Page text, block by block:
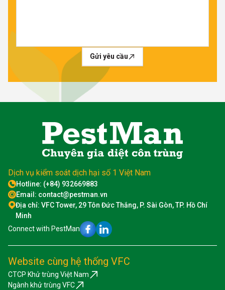
Gửi yêu cầu
Dịch vụ kiểm soát dịch hại số 1 Việt Nam
Hotline: (+84) 932669883
Email: contact@pestman.vn
Địa chỉ: VFC Tower, 29 Tôn Đức Thắng, P. Sài Gòn, TP. Hồ Chí
Minh
Connect with PestMan
Website cùng hệ thống VFC
CTCP Khử trùng Việt Nam
Ngành khử trùng VFC